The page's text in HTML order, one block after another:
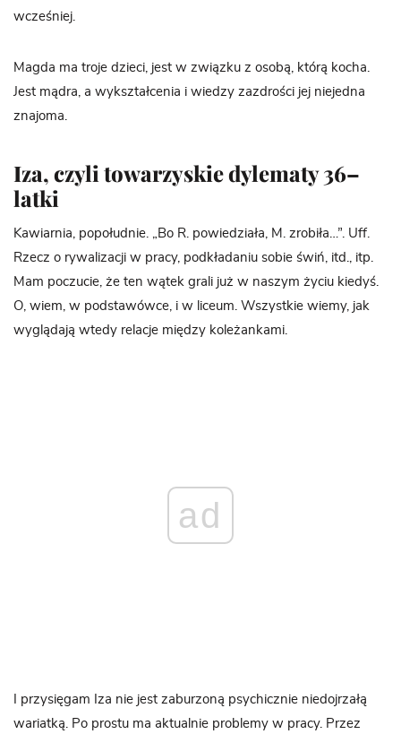
wcześniej.
Magda ma troje dzieci, jest w związku z osobą, którą kocha.
Jest mądra, a wykształcenia i wiedzy zazdrości jej niejedna
znajoma.
Iza, czyli towarzyskie dylematy 36–
latki
Kawiarnia, popołudnie. „Bo R. powiedziała, M. zrobiła…”. Uff.
Rzecz o rywalizacji w pracy, podkładaniu sobie świń, itd., itp.
Mam poczucie, że ten wątek grali już w naszym życiu kiedyś.
O, wiem, w podstawówce, i w liceum. Wszystkie wiemy, jak
wyglądają wtedy relacje między koleżankami.
ad
I przysięgam Iza nie jest zaburzoną psychicznie niedojrzałą
wariatką. Po prostu ma aktualnie problemy w pracy. Przez